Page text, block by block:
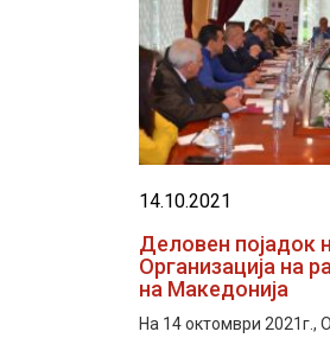
14.10.2021
Деловен појадок
Организација на
на Македонија
На 14 октомври 2021г.,